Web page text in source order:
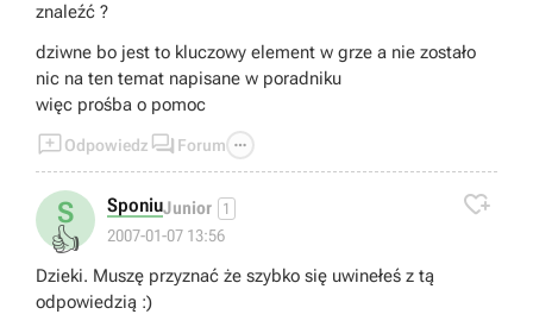
znaleźć ?
dziwne bo jest to kluczowy element w grze a nie zostało
nic na ten temat napisane w poradniku
więc prośba o pomoc
Odpowiedz  Forum 
S
👍
SponiuJunior 1
2007-01-07 13:56

Dzieki. Muszę przyznać że szybko się uwinełeś z tą
odpowiedzią :)